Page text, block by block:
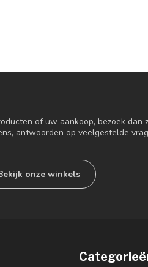
of uw aankoop, bezoek dan
antwoorden op veelgestelde
onze winkels